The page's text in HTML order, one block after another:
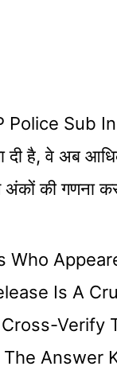
Police Sub
दी है, वे अब
की गणना
Is A
Verify
Answer